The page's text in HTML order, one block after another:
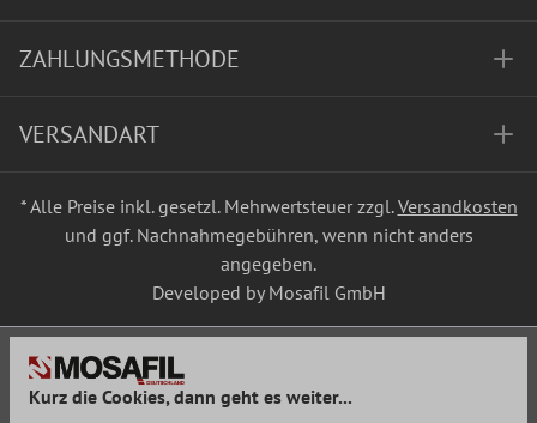
ZAHLUNGSMETHODE
VERSANDART
* Alle Preise inkl. gesetzl. Mehrwertsteuer zzgl.Versandkosten
und ggf. Nachnahmegebühren, wenn nicht anders
angegeben.
Developed by Mosafil GmbH
Kurz die Cookies, dann geht es weiter...